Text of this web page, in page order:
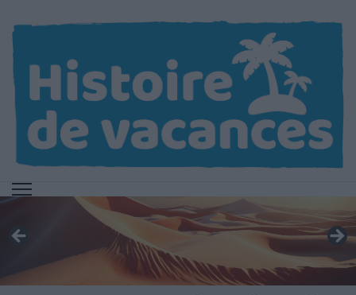
contenu
(Pressez
Entrée)